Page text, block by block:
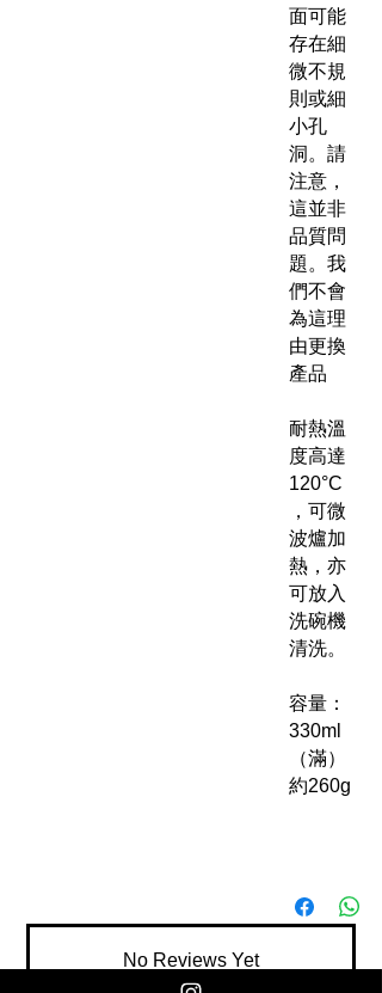
面可能
存在細
微不規
則或細
小孔
洞。請
注意，
這並非
品質問
題。我
們不會
為這理
由更換
產品
耐熱溫
度高達
120°C
，可微
波爐加
熱，亦
可放入
洗碗機
清洗。
容量：
330ml
（滿）
約260g
No Reviews Yet
Share your thoughts. Be the first to leave